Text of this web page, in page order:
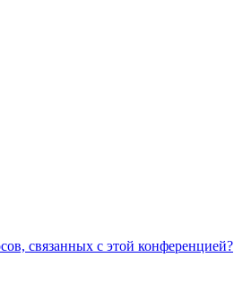
связанных с этой конференцией?